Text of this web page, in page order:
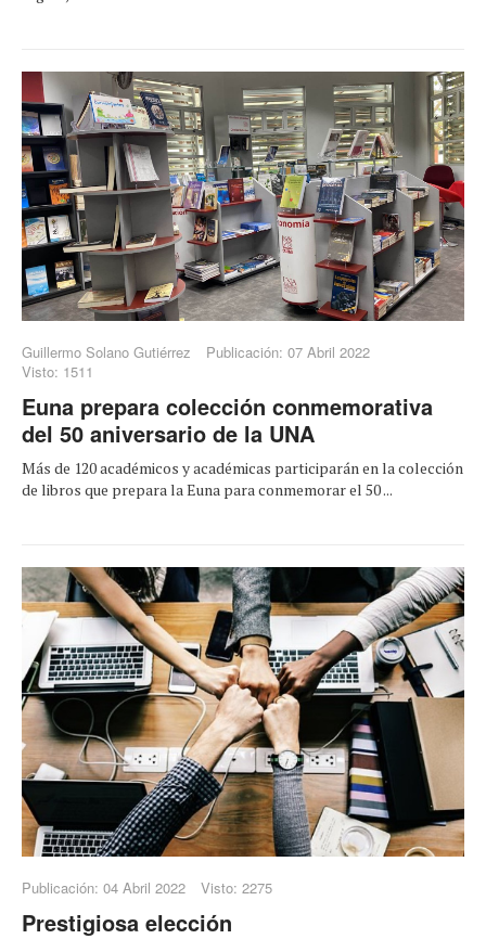
Guillermo Solano Gutiérrez
Publicación: 07 Abril 2022
Visto: 1511
Euna prepara colección conmemorativa
del 50 aniversario de la UNA
Más de 120 académicos y académicas participarán en la colección
de libros que prepara la Euna para conmemorar el 50 ...
Publicación: 04 Abril 2022 Visto: 2275
Prestigiosa elección